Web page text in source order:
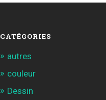
CATÉGORIES
autres
couleur
Dessin